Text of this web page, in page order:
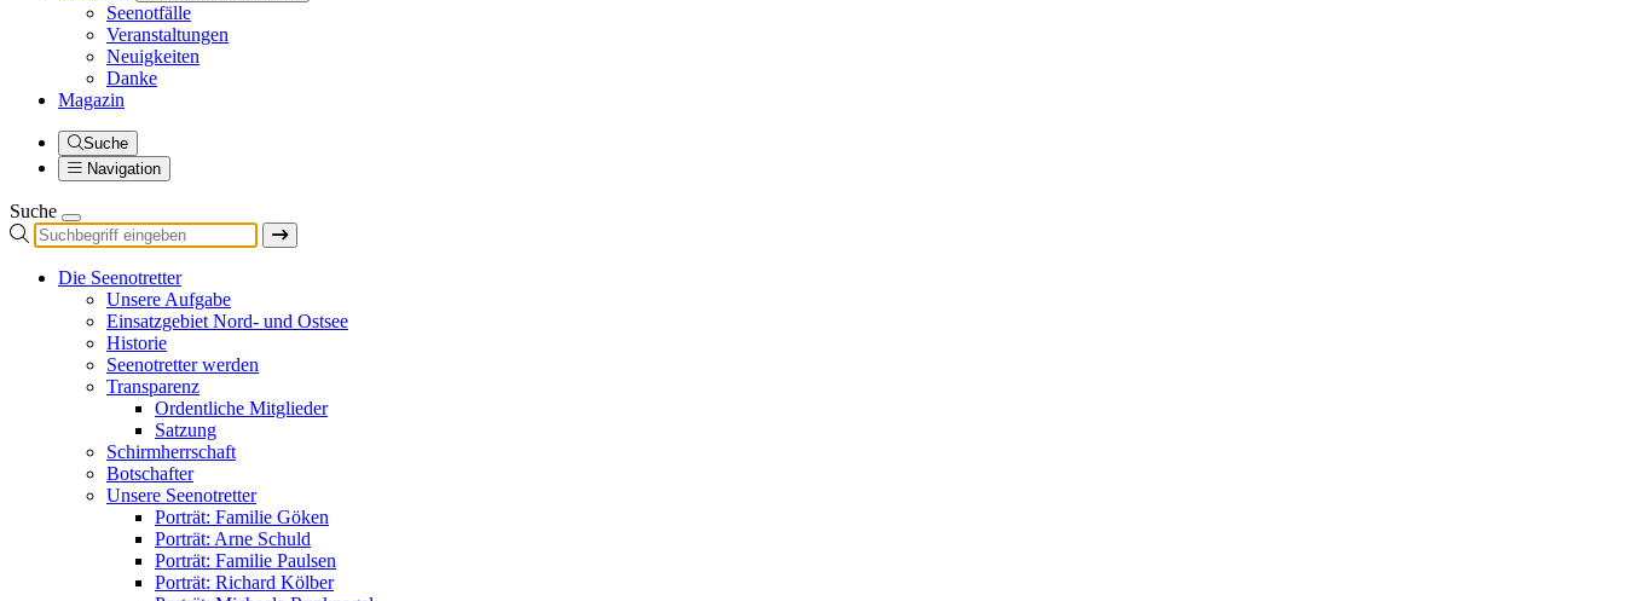
Seenotfälle
Veranstaltungen
Neuigkeiten
Danke
Magazin
Suche
Navigation
Suche
Die Seenotretter
Unsere Aufgabe
Einsatzgebiet Nord- und Ostsee
Historie
Seenotretter werden
Transparenz
Ordentliche Mitglieder
Satzung
Schirmherrschaft
Botschafter
Unsere Seenotretter
Porträt: Familie Göken
Porträt: Arne Schuld
Porträt: Familie Paulsen
Porträt: Richard Kölber